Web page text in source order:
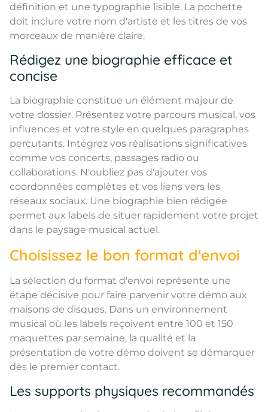
définition et une typographie lisible. La pochette
doit inclure votre nom d'artiste et les titres de vos
morceaux de manière claire.
Rédigez une biographie efficace et
concise
La biographie constitue un élément majeur de
votre dossier. Présentez votre parcours musical, vos
influences et votre style en quelques paragraphes
percutants. Intégrez vos réalisations significatives
comme vos concerts, passages radio ou
collaborations. N'oubliez pas d'ajouter vos
coordonnées complètes et vos liens vers les
réseaux sociaux. Une biographie bien rédigée
permet aux labels de situer rapidement votre projet
dans le paysage musical actuel.
Choisissez le bon format d'envoi
La sélection du format d'envoi représente une
étape décisive pour faire parvenir votre démo aux
maisons de disques. Dans un environnement
musical où les labels reçoivent entre 100 et 150
maquettes par semaine, la qualité et la
présentation de votre démo doivent se démarquer
dès le premier contact.
Les supports physiques recommandés